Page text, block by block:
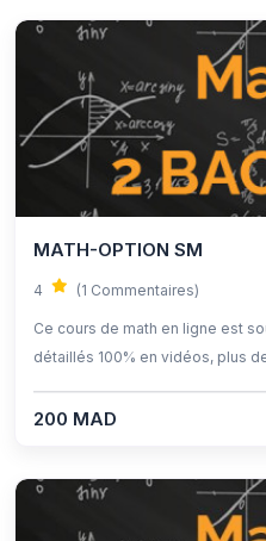
MATH-OPTION SM
4 (1 Commentaires)
Ce cours de math en ligne est
détaillés 100% en vidéos, plus
d'apprendre à son propre
200 MAD